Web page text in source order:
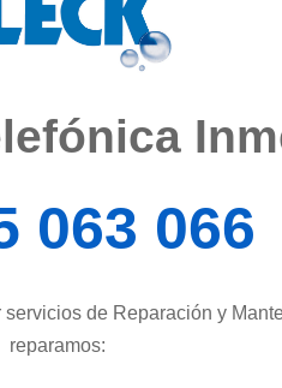
063 066
de Reparación y
reparamos: